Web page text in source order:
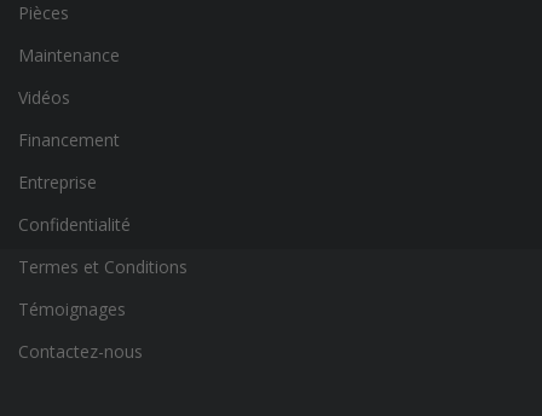
Pièces
Maintenance
Vidéos
Financement
Entreprise
Confidentialité
Termes et Conditions
Témoignages
Contactez-nous